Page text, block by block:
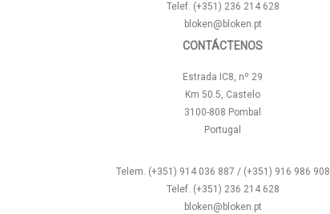
Telef. (+351) 236 214 628
bloken@bloken.pt
CONTÁCTENOS
Estrada IC8, nº 29
Km 50.5, Castelo
3100-808 Pombal
Portugal
Telem. (+351) 914 036 887 / (+351) 916 986 908
Telef. (+351) 236 214 628
bloken@bloken.pt